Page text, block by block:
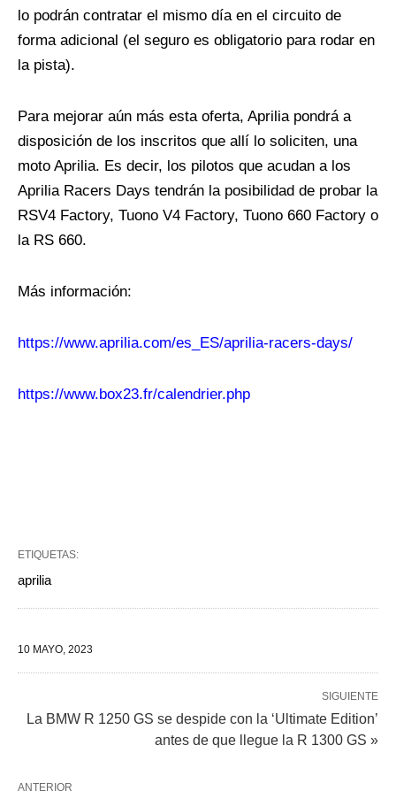
lo podrán contratar el mismo día en el circuito de
forma adicional (el seguro es obligatorio para rodar en
la pista).
Para mejorar aún más esta oferta, Aprilia pondrá a
disposición de los inscritos que allí lo soliciten, una
moto Aprilia. Es decir, los pilotos que acudan a los
Aprilia Racers Days tendrán la posibilidad de probar la
RSV4 Factory, Tuono V4 Factory, Tuono 660 Factory o
la RS 660.
Más información:
https://www.aprilia.com/es_ES/aprilia-racers-days/
https://www.box23.fr/calendrier.php
ETIQUETAS:
aprilia
10 MAYO, 2023
SIGUIENTE
La BMW R 1250 GS se despide con la ‘Ultimate Edition’
antes de que llegue la R 1300 GS »
ANTERIOR